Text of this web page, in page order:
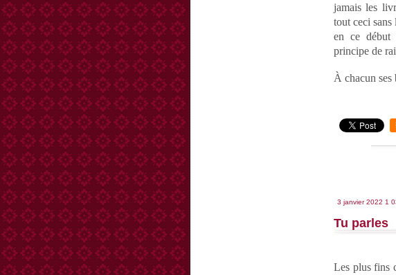
jamais les
tout ceci sans
en ce début
principe de
À chacun ses
3 janvier 2022 1
Tu parles
Les plus fins